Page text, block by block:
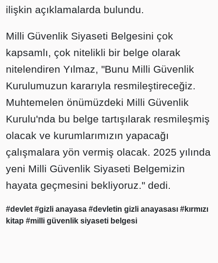
ilişkin açıklamalarda bulundu.
Milli Güvenlik Siyaseti Belgesini çok
kapsamlı, çok nitelikli bir belge olarak
nitelendiren Yılmaz, "Bunu Milli Güvenlik
Kurulumuzun kararıyla resmileştireceğiz.
Muhtemelen önümüzdeki Milli Güvenlik
Kurulu'nda bu belge tartışılarak resmileşmiş
olacak ve kurumlarımızın yapacağı
çalışmalara yön vermiş olacak. 2025 yılında
yeni Milli Güvenlik Siyaseti Belgemizin
hayata geçmesini bekliyoruz." dedi.
#devlet #gizli anayasa #devletin gizli anayasası #kırmızı
kitap #milli güvenlik siyaseti belgesi